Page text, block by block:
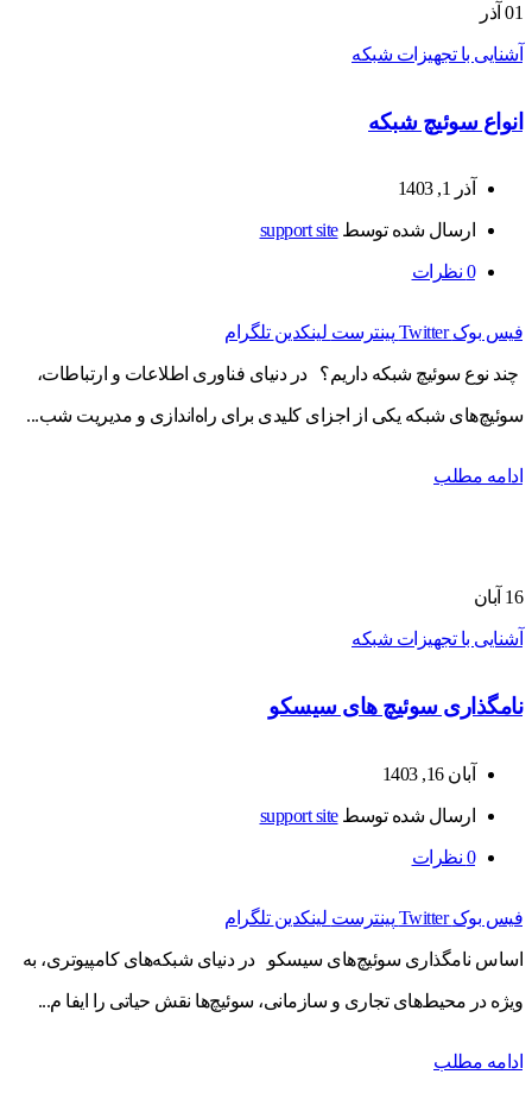
01 آذر
آشنایی با تجهیزات شبکه
انواع سوئیچ شبکه
آذر 1, 1403
ارسال شده توسطsupport site
0 نظرات
فیس بوک Twitter پینترست لینکدین تلگرام
چند نوع سوئیچ شبکه داریم؟ در دنیای فناوری اطلاعات و ارتباطات،
سوئیچ‌های شبکه یکی از اجزای کلیدی برای راه‌اندازی و مدیریت شب...
ادامه مطلب
16 آبان
آشنایی با تجهیزات شبکه
نامگذاری سوئیچ های سیسکو
آبان 16, 1403
ارسال شده توسطsupport site
0 نظرات
فیس بوک Twitter پینترست لینکدین تلگرام
اساس نامگذاری سوئیچ‌های سیسکو در دنیای شبکه‌های کامپیوتری، به
ویژه در محیط‌های تجاری و سازمانی، سوئیچ‌ها نقش حیاتی را ایفا م...
ادامه مطلب